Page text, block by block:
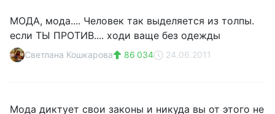
МОДА, мода.... Человек так выделяется из толпы.
если ТЫ ПРОТИВ.... ходи ваще без одежды
Светлана Кошкарова 86 034 24.06.2011
Мода диктует свои законы и никуда вы от этого не